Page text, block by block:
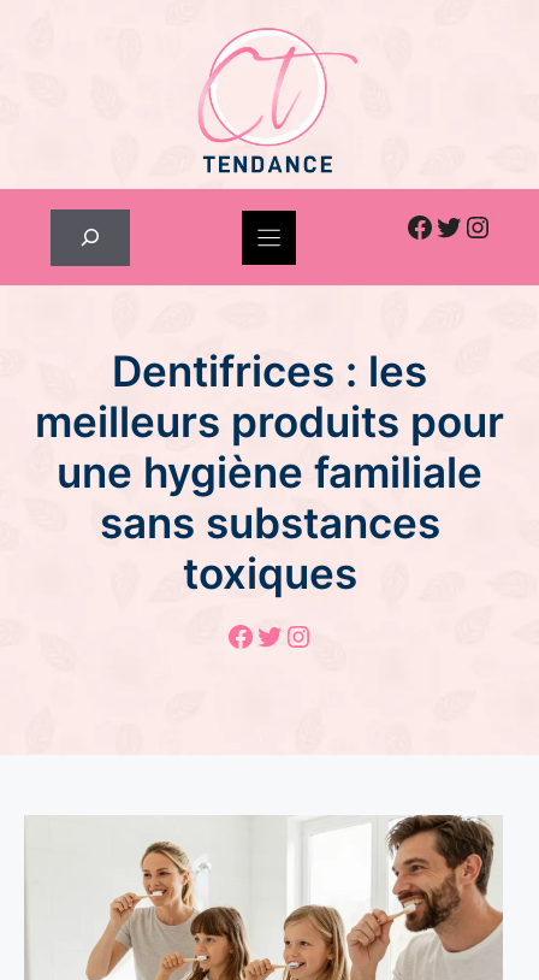
Facebook
Twitter
Dentifrices : les
meilleurs produits pour
une hygiène familiale
sans substances
toxiques
Facebook
Twitter
Instagram